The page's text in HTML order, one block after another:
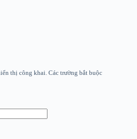
thị công khai. Các trường bắt buộc